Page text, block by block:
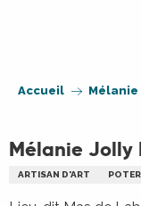
Accueil Mélanie
Mélanie Jolly
ARTISAN D'ART